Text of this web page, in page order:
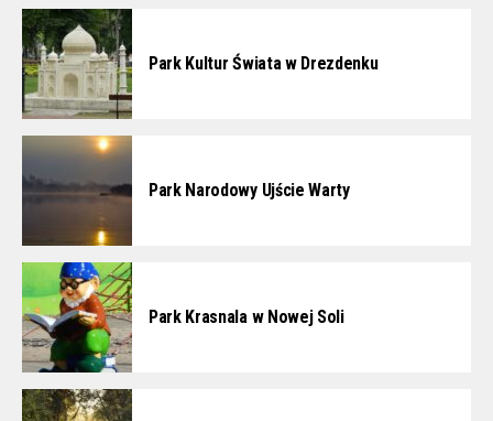
Park Kultur Świata w Drezdenku
Park Narodowy Ujście Warty
Park Krasnala w Nowej Soli